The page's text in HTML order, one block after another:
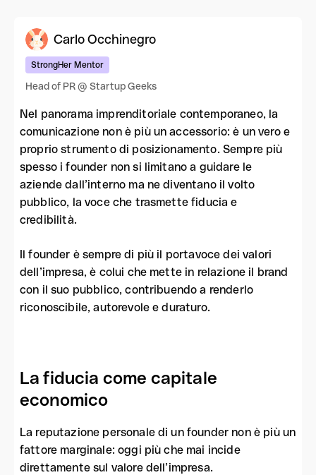
Carlo Occhinegro
StrongHer Mentor
Head of PR @ Startup Geeks
Nel panorama imprenditoriale contemporaneo, la
comunicazione non è più un accessorio: è un vero e
proprio strumento di posizionamento. Sempre più
spesso i founder non si limitano a guidare le
aziende dall’interno ma ne diventano il volto
pubblico, la voce che trasmette fiducia e
credibilità.
Il founder è sempre di più il portavoce dei valori
dell’impresa, è colui che mette in relazione il brand
con il suo pubblico, contribuendo a renderlo
riconoscibile, autorevole e duraturo.
La fiducia come capitale
economico
La reputazione personale di un founder non è più un
fattore marginale: oggi più che mai incide
direttamente sul valore dell’impresa.